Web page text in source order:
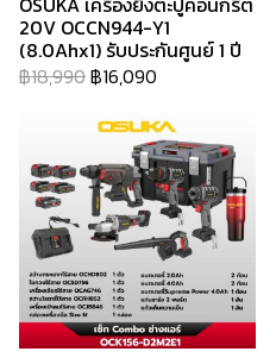
20V OCCN944-Y1
(8.0Ahx1) รับประกันศูนย์ 1 ปี
฿18,990฿16,090